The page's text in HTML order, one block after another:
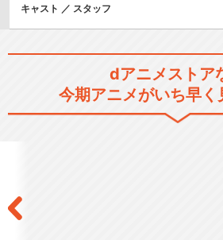
キャスト ／ スタッフ
dアニメストア
今期アニメがいち早く